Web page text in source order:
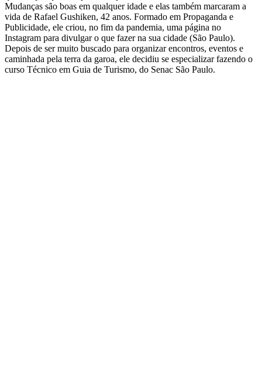
Mudanças são boas em qualquer idade e elas também marcaram a
vida de Rafael Gushiken, 42 anos. Formado em Propaganda e
Publicidade, ele criou, no fim da pandemia, uma página no
Instagram para divulgar o que fazer na sua cidade (São Paulo).
Depois de ser muito buscado para organizar encontros, eventos e
caminhada pela terra da garoa, ele decidiu se especializar fazendo o
curso Técnico em Guia de Turismo, do Senac São Paulo.